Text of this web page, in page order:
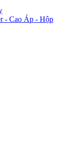
- Cao Áp - Hộp